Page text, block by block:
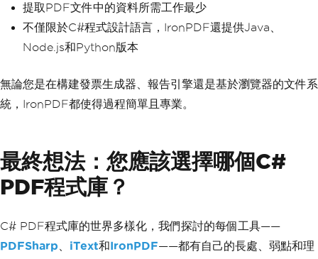
提取PDF文件中的資料所需工作最少
不僅限於C#程式設計語言，IronPDF還提供Java、
Node.js和Python版本
無論您是在構建發票生成器、報告引擎還是基於瀏覽器的文件系
統，IronPDF都使得過程簡單且專業。
最終想法：您應該選擇哪個C#
PDF程式庫？
C# PDF程式庫的世界多樣化，我們探討的每個工具——
PDFSharp
iText和IronPDF——都有自己的長處、弱點和理